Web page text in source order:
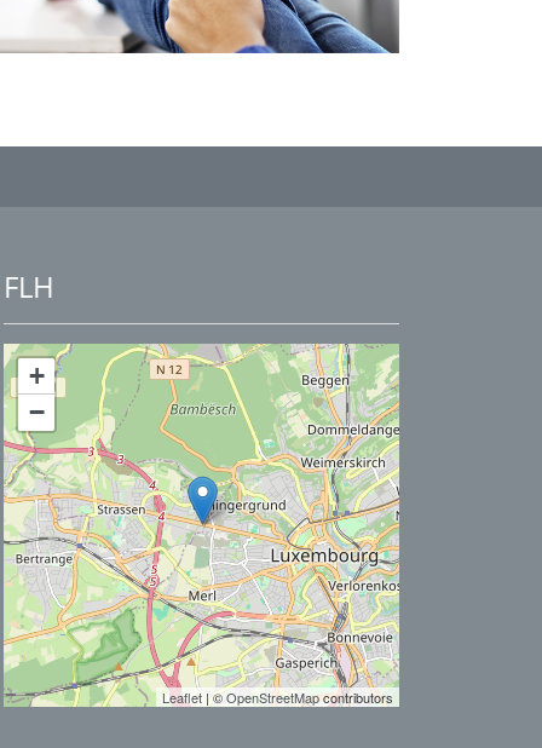
FLH
+
−
Leaflet| ©OpenStreetMapcontributors